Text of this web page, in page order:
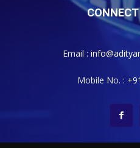
Email :
Mobile No. :